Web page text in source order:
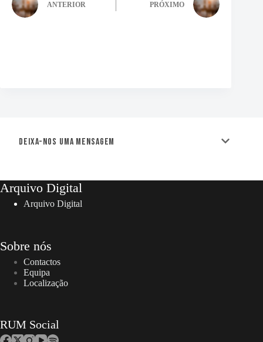
ANTERIOR PRÓXIMO
Deixa-nos uma mensagem
Arquivo Digital
Arquivo Digital
Sobre nós
Contactos
Equipa
Localização
RUM Social